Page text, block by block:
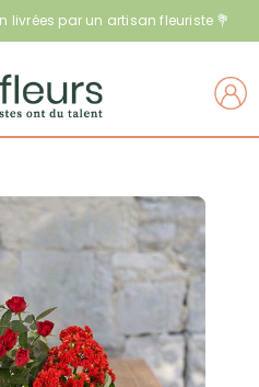
livrées par un artisan fleuriste 💐